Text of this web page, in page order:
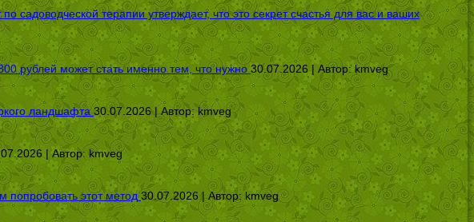
терапии утверждает, что это секрет счастья для вас и ваших
рублей может стать именно тем, что нужно 30.07.2026 | Автор:kmveg
ландшафта 30.07.2026 | Автор:kmveg
| Автор:kmveg
попробовать этот метод 30.07.2026 | Автор: kmveg